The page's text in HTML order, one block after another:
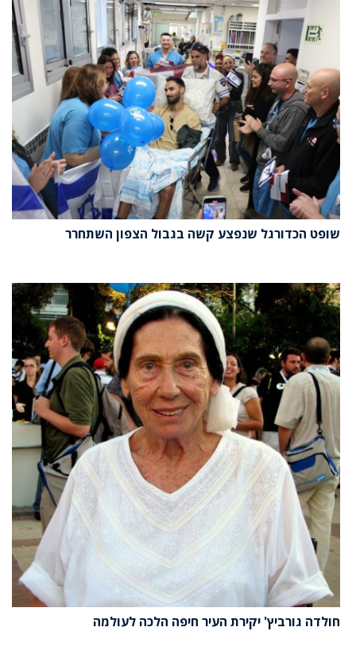
שופט הכדורגל שנפצע קשה בגבול הצפון השתחרר
חולדה גורביץ' יקירת העיר חיפה הלכה לעולמה